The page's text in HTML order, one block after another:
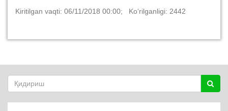
Kiritilgan vaqti: 06/11/2018 00:00; Ko‘rilganligi: 2442